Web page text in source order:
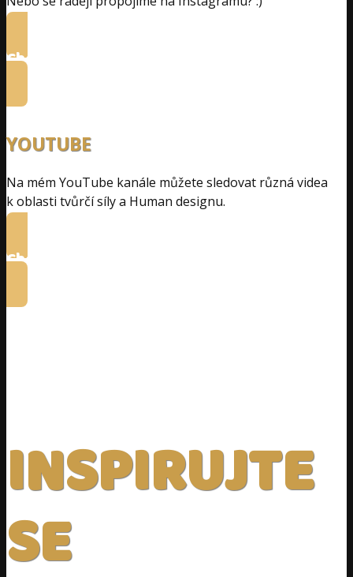
Chci se potkat na Instagramu
YOUTUBE
Na mém YouTube kanále můžete sledovat různá videa
k oblasti tvůrčí síly a Human designu.
Chci shlédnout videa
INSPIRUJTE
SE